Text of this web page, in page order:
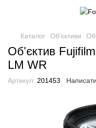
Каталог Об'єктиви
Об'єктив
LM WR
Артикул: 201453 Написати